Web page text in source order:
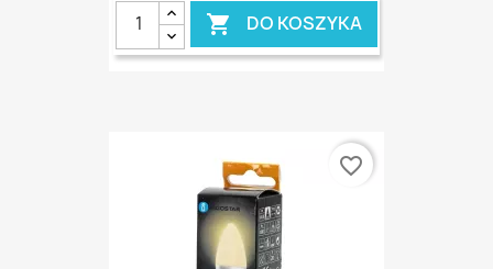
 DO KOSZYKA
favorite_border